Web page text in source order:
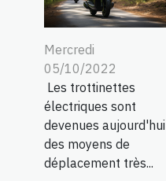
Mercredi
05/10/2022
Les trottinettes
électriques sont
devenues aujourd'hui
des moyens de
déplacement très...